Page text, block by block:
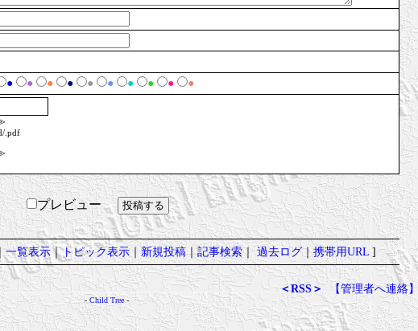
● ● ● ● ● ● ● ● ● ●
.pdf
プレビュー
一覧表示｜トピック表示｜新規投稿｜記事検索｜過去ログ｜携帯用URL]
＜RSS＞ 【管理者へ連絡】
- Child Tree-